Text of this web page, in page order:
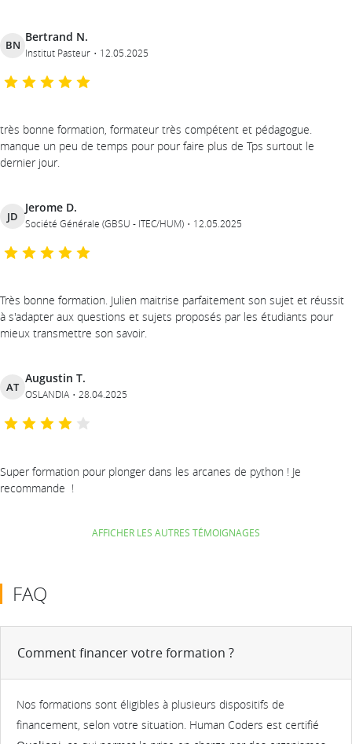
BN
Bertrand N.
Institut Pasteur 12.05.2025
très bonne formation, formateur très compétent et pédagogue.
manque un peu de temps pour pour faire plus de Tps surtout le
dernier jour.
JD
Jerome D.
Société Générale (GBSU - ITEC/HUM) 12.05.2025
Très bonne formation. Julien maitrise parfaitement son sujet et réussit
à s'adapter aux questions et sujets proposés par les étudiants pour
mieux transmettre son savoir.
AT
Augustin T.
OSLANDIA 28.04.2025
Super formation pour plonger dans les arcanes de python ! Je
recommande !
AFFICHER LES AUTRES TÉMOIGNAGES
FAQ
Comment financer votre formation ?
Nos formations sont éligibles à plusieurs dispositifs de
financement, selon votre situation. Human Coders est certifié